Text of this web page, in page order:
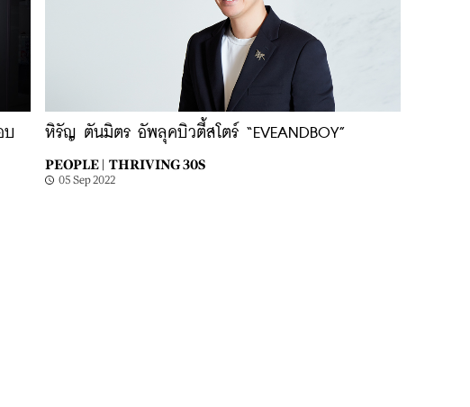
บ
หิรัญ ตันมิตร อัพลุคบิวตี้สโตร์ “EVEANDBOY”
PEOPLE | THRIVING 30S
05 Sep 2022